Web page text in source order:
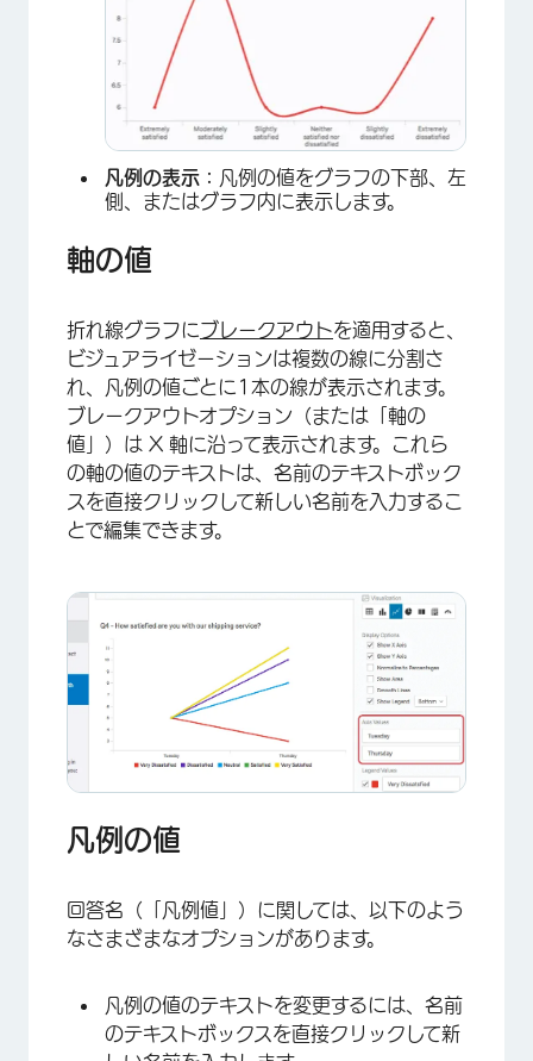
×
×
凡例の表示： 凡例の値をグラフの下部、左
側、またはグラフ内に表示します。
軸の値
折れ線グラフにブレークアウトを適用すると、
ビジュアライゼーションは複数の線に分割さ
れ、凡例の値ごとに1本の線が表示されます。
ブレークアウトオプション（または「軸の
値」）は X 軸に沿って表示されます。これら
の軸の値のテキストは、名前のテキストボック
スを直接クリックして新しい名前を入力するこ
とで編集できます。
凡例の値
回答名（「凡例値」）に関しては、以下のよう
なさまざまなオプションがあります。
凡例の値のテキストを変更するには、名前
のテキストボックスを直接クリックして新